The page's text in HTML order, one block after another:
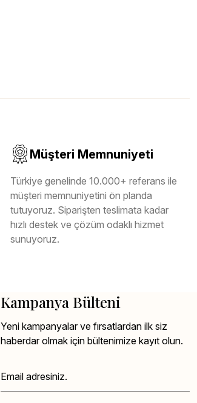
Müşteri Memnuniyeti
Türkiye genelinde 10.000+ referans ile
müşteri memnuniyetini ön planda
tutuyoruz. Siparişten teslimata kadar
hızlı destek ve çözüm odaklı hizmet
sunuyoruz.
Kampanya Bülteni
Yeni kampanyalar ve fırsatlardan ilk siz
haberdar olmak için bültenimize kayıt olun.